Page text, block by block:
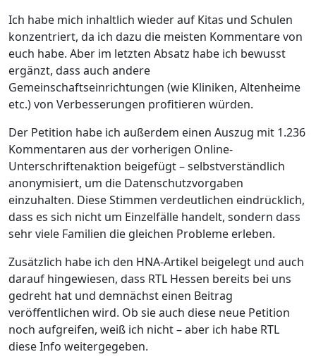
Ich habe mich inhaltlich wieder auf Kitas und Schulen
konzentriert, da ich dazu die meisten Kommentare von
euch habe. Aber im letzten Absatz habe ich bewusst
ergänzt, dass auch andere
Gemeinschaftseinrichtungen (wie Kliniken, Altenheime
etc.) von Verbesserungen profitieren würden.
Der Petition habe ich außerdem einen Auszug mit 1.236
Kommentaren aus der vorherigen Online-
Unterschriftenaktion beigefügt – selbstverständlich
anonymisiert, um die Datenschutzvorgaben
einzuhalten. Diese Stimmen verdeutlichen eindrücklich,
dass es sich nicht um Einzelfälle handelt, sondern dass
sehr viele Familien die gleichen Probleme erleben.
Zusätzlich habe ich den HNA-Artikel beigelegt und auch
darauf hingewiesen, dass RTL Hessen bereits bei uns
gedreht hat und demnächst einen Beitrag
veröffentlichen wird. Ob sie auch diese neue Petition
noch aufgreifen, weiß ich nicht – aber ich habe RTL
diese Info weitergegeben.